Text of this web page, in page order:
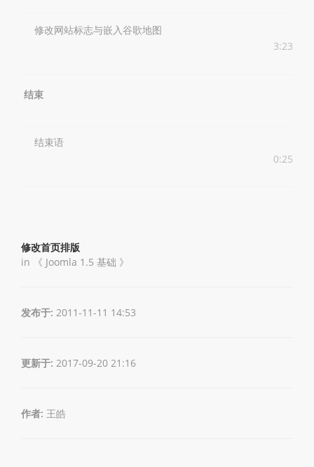
修改网站标志与嵌入谷歌地图
3:23
结束
结束语
0:25
修改首页排版
in 《 Joomla 1.5 基础 》
发布于: 2011-11-11 14:53
更新于: 2017-09-20 21:16
作者: 王皓